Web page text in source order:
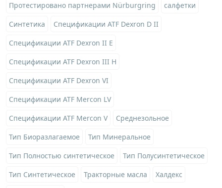
Протестировано партнерами Nürburgring
салфетки
Синтетика
Спецификации ATF Dexron D II
Спецификации ATF Dexron II E
Спецификации ATF Dexron III H
Спецификации ATF Dexron VI
Спецификации ATF Mercon LV
Спецификации ATF Mercon V
Среднезольное
Тип Биоразлагаемое
Тип Минеральное
Тип Полностью синтетическое
Тип Полусинтетическое
Тип Синтетическое
Тракторные масла
Халдекс